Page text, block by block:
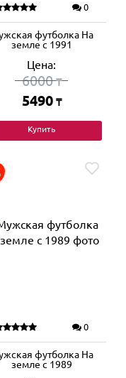
0
футболка На
земле с 1991
Цена:
6000₸
5490 ₸
Купить
0
футболка На
земле с 1989